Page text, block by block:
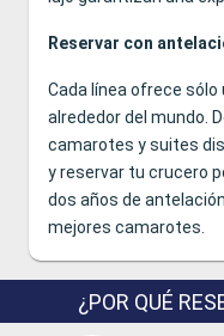
Reservar con
Cada línea ofrece sólo
alrededor del mundo.
camarotes y suites
y reservar tu crucero
dos años de
mejores camarotes.
¿POR QUÉ